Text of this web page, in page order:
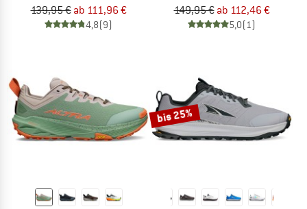
139,95 € ab 111,96 €
4,8(9)
149,95 € ab 112,46 €
5,0(1)
bis 25%